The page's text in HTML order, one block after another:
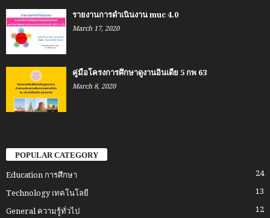
รายงานการดำเนินงาน muc 4.0
March 17, 2020
คู่มือโครงการศึกษาดูงานอินเดีย 5 กพ 63
March 8, 2020
POPULAR CATEGORY
Education การศึกษา 24
Technology เทคโนโลยี 13
General ความรู้ทั่วไป 12